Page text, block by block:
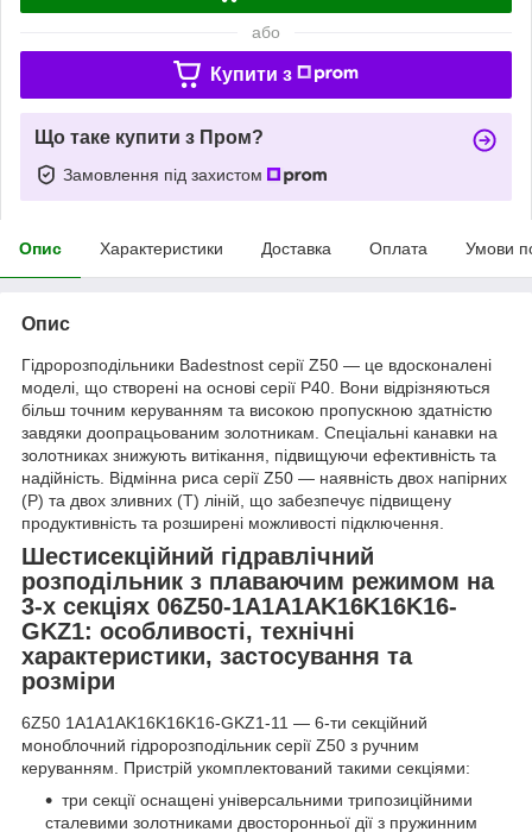
або
Купити з
Що таке купити з Пром?
Замовлення під захистом
Опис Характеристики Доставка Оплата Умови
Опис
Гідророзподільники Badestnost серії Z50 — це вдосконалені
моделі, що створені на основі серії P40. Вони відрізняються
більш точним керуванням та високою пропускною здатністю
завдяки доопрацьованим золотникам. Спеціальні канавки на
золотниках знижують витікання, підвищуючи ефективність та
надійність. Відмінна риса серії Z50 — наявність двох напірних
(P) та двох зливних (T) ліній, що забезпечує підвищену
продуктивність та розширені можливості підключення.
Шестисекційний гідравлічний
розподільник з плаваючим режимом на
3-х секціях 06Z50-1A1A1AK16K16K16-
GKZ1: особливості, технічні
характеристики, застосування та
розміри
6Z50 1A1A1AK16K16K16-GKZ1-11 — 6-ти секційний
моноблочний гідророзподільник серії Z50 з ручним
керуванням. Пристрій укомплектований такими секціями:
три секції оснащені універсальними трипозиційними
сталевими золотниками двосторонньої дії з пружинним